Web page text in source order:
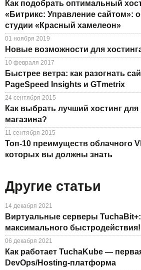
Как подобрать оптимальный
«Битрикс: Управление сайтом»:
студии «Красный хамелеон»
01 ноября 2019
Новые возможности для
10 февраля 2017
Быстрее ветра: как разогнать
PageSpeed Insights и GTmetrix
24 сентября 2015
Как выбрать лучший хостинг для
магазина?
11 сентября 2015
Топ-10 преимуществ облачного
которых вы должны знать
Другие статьи
14 декабря 2021
Виртуальные серверы TuchaBit+:
максимального быстродействия!
06 декабря 2021
Как работает TuchaKube —
DevOps/Hosting-платформа